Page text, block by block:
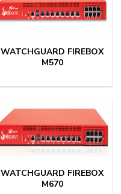
WATCHGUARD FIREBOX
M570
WATCHGUARD FIREBOX
M670